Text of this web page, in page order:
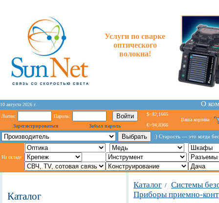
Услуги по сварке
оптического
волокна!
10 августа 2026 г. О
Логин:
Пароль:
Зарегистрироваться
Забыл пароль
$=82,1665
€=94,8366
Ваша корзина
:) Старость — это когда
На складе:
Каталог
Каталог / Системы
Приборы приемно-